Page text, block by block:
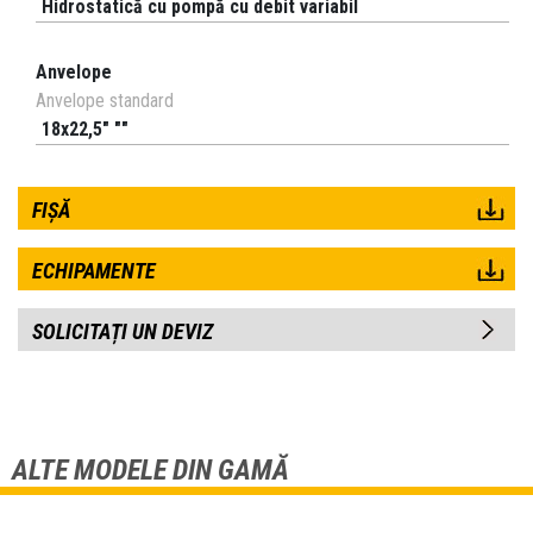
Hidrostatică cu pompă cu debit variabil
Anvelope
Anvelope standard
18x22,5" ""
FIȘĂ
ECHIPAMENTE
SOLICITAȚI UN DEVIZ
ALTE MODELE DIN GAMĂ